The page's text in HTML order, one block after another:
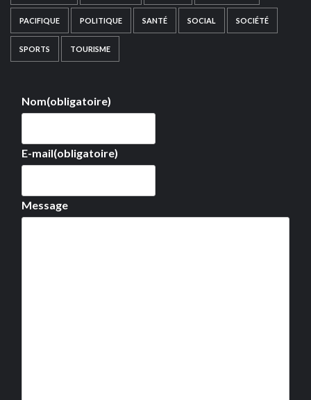
PACIFIQUE POLITIQUE SANTÉ SOCIAL SOCIÉTÉ
SPORTS TOURISME
Nom(obligatoire)
E-mail(obligatoire)
Message